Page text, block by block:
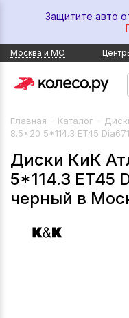
Защитите авто
Москва и МО
Главная - Каталог -
8.5x20 5*114.3 ET45
Диски КиК
5*114.3 ET45
черный в